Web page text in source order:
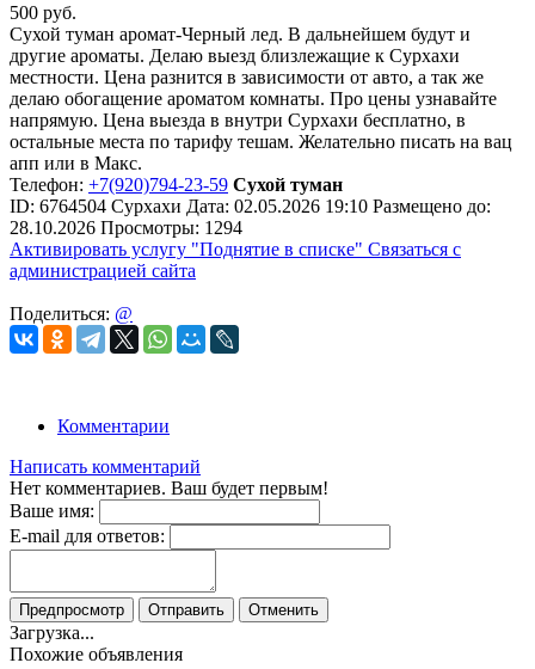
500 руб.
Сухой туман аромат-Черный лед. В дальнейшем будут и
другие ароматы. Делаю выезд близлежащие к Сурхахи
местности. Цена разнится в зависимости от авто, а так же
делаю обогащение ароматом комнаты. Про цены узнавайте
напрямую. Цена выезда в внутри Сурхахи бесплатно, в
остальные места по тарифу тешам. Желательно писать на вац
апп или в Макс.
Телефон: +7(920)794-23-59 Сухой туман
ID: 6764504 Сурхахи Дата: 02.05.2026 19:10 Размещено до:
28.10.2026 Просмотры: 1294
Активировать услугу "Поднятие в списке" Связаться с
администрацией сайта
Поделиться: @
Комментарии
Написать комментарий
Нет комментариев. Ваш будет первым!
Ваше имя:
E-mail для ответов:
Предпросмотр Отправить Отменить
Загрузка...
Похожие объявления